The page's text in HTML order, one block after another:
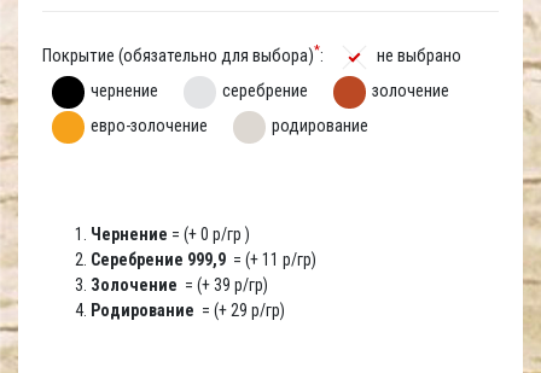
Покрытие (обязательно для выбора)*:
не выбрано
чернение
серебрение
золочение
евро-золочение
родирование
Чернение = (+ 0 р/гр )
Серебрение 999,9 = (+ 11 р/гр)
Золочение = (+ 39 р/гр)
Родирование = (+ 29 р/гр)